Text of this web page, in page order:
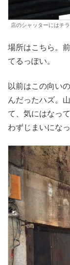
店のシャッターにはチ
場所はこちら。
てるっぽい。
以前はこの向い
んだったハズ。
て、気にはなっ
わずじまいにな